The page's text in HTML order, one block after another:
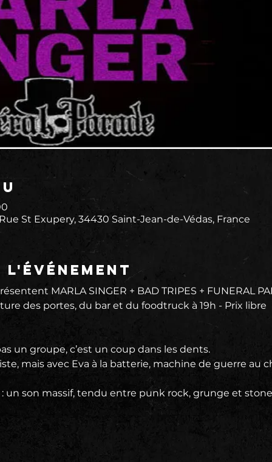
St Exupery, 34430 Saint-Jean-de-Védas, France
l'événement
MARLA SINGER + BAD TRIPES + FUNERAL
des portes, du bar et du foodtruck à 19h - Prix libre
un groupe, c’est un coup dans les dents.
mais avec Eva à la batterie, machine de guerre au
un son massif, tendu entre punk rock, grunge et